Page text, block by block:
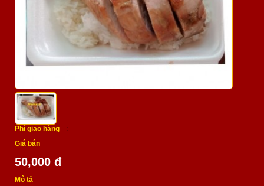
Phí giao hàng
:
Giá bán
50,000 đ
Mô tả